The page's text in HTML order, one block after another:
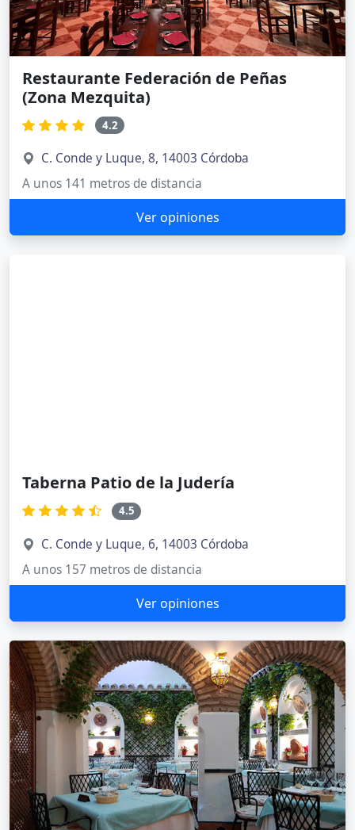
Restaurante Federación de Peñas
(Zona Mezquita)
4.2
C. Conde y Luque, 8, 14003 Córdoba
A unos 141 metros de distancia
Ver opiniones
Taberna Patio de la Judería
4.5
C. Conde y Luque, 6, 14003 Córdoba
A unos 157 metros de distancia
Ver opiniones